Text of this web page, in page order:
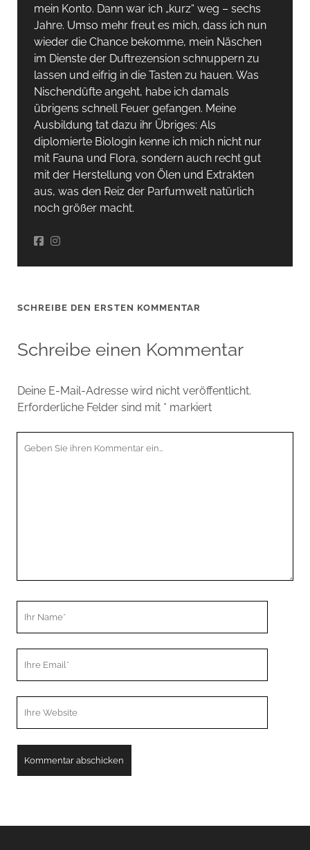
mein Konto. Dann war ich „kurz“ weg – sechs
Jahre. Umso mehr freut es mich, dass ich nun
wieder die Chance bekomme, mein Näschen
im Dienste der Duftrezension schnuppern zu
lassen und eifrig in die Tasten zu hauen. Was
Nischendüfte angeht, habe ich damals
übrigens schnell Feuer gefangen. Meine
Ausbildung tat dazu ihr Übriges: Als
diplomierte Biologin kenne ich mich nicht nur
mit Fauna und Flora, sondern auch recht gut
mit der Herstellung von Ölen und Extrakten
aus, was den Reiz der Parfumwelt natürlich
noch größer macht.
SCHREIBE DEN ERSTEN KOMMENTAR
Schreibe einen Kommentar
Deine E-Mail-Adresse wird nicht veröffentlicht.
Erforderliche Felder sind mit * markiert